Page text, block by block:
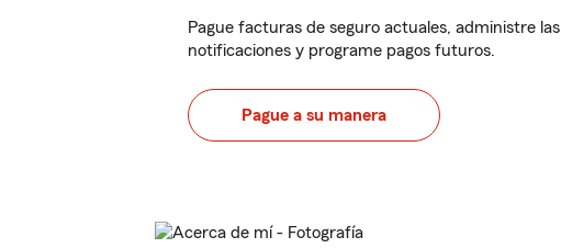
Pague facturas de seguro actuales, administre las
notificaciones y programe pagos futuros.
Pague a su manera